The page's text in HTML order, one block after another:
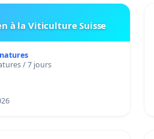
à la Viticulture Suisse
/ 7 jours